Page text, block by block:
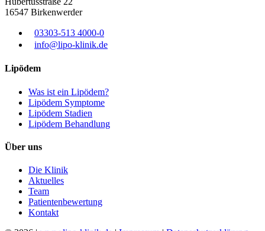
16547 Birkenwerder
03303-513 4000-0
info@lipo-klinik.de
Lipödem
Was ist ein Lipödem?
Lipödem Symptome
Lipödem Stadien
Lipödem Behandlung
Über uns
Die Klinik
Aktuelles
Team
Patientenbewertung
Kontakt